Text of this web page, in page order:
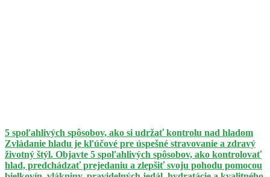
5 spoľahlivých spôsobov, ako si udržať kontrolu nad hladom
Zvládanie hladu je kľúčové pre úspešné stravovanie a zdravý
životný štýl. Objavte 5 spoľahlivých spôsobov, ako kontrolovať
hlad, predchádzať prejedaniu a zlepšiť svoju pohodu pomocou